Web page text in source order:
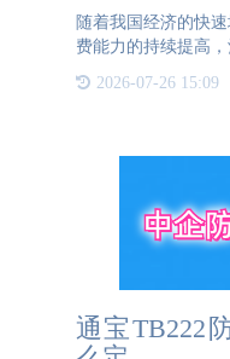
随着我国经济的快
费能力的持续提高
于酒水真伪的关注
2026-07-26 15:09
通宝TB222